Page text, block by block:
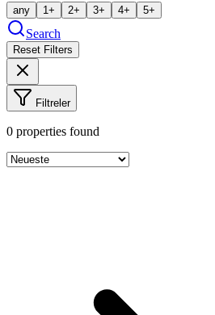
any 1+ 2+ 3+ 4+ 5+
Search
Reset Filters
Filtreler
0 properties found